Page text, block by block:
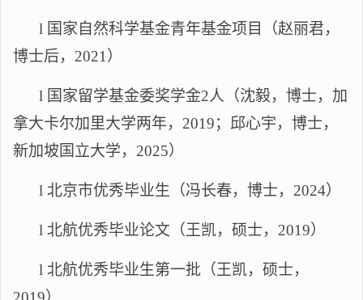
l 国家自然科学基金青年基金项目（赵丽君，
博士后， 2021）
l 国家留学基金委奖学金2人（沈毅， 博士，加
拿大卡尔加里大学两年， 2019； 邱心宇，博士，
新加坡国立大学， 2025）
l 北京市优秀毕业生（冯长春，博士， 2024）
l 北航优秀毕业论文（王凯， 硕士， 2019）
l 北航优秀毕业生第一批（王凯， 硕士，